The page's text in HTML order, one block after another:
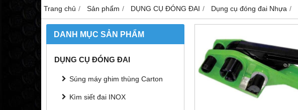
Trang chủ Sản phẩm DỤNG CỤ ĐÓNG ĐAI Dụng cụ đóng đai Nhựa
DANH MỤC SẢN PHẨM
DỤNG CỤ ĐÓNG ĐAI
Súng máy ghim thùng Carton
Kìm siết đai INOX